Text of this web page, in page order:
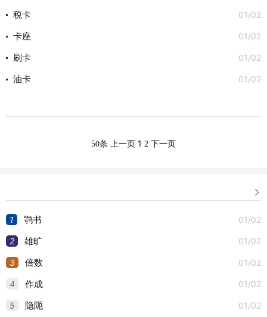
01/02
税卡
01/02
卡座
01/02
刷卡
01/02
油卡
50条 上一页 1 2 下一页

1 01/02
鹗书
2 01/02
雄旷
3 01/02
倍数
4 01/02
作成
5 01/02
隐阨